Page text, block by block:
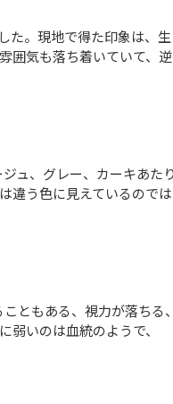
囲気も落ち着いていて、逆
違う色に見えているのでは
いのは血統のようで、